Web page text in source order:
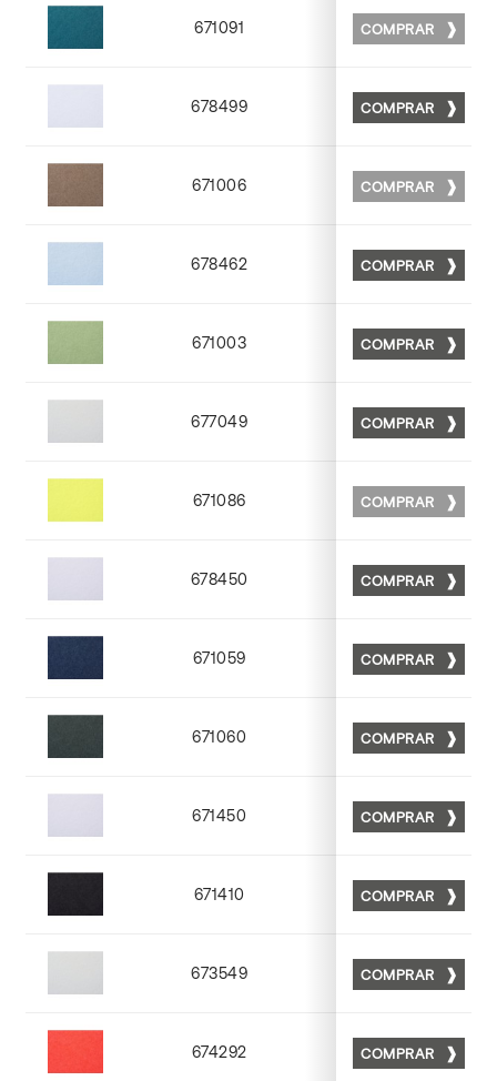
671091 NONE
COMPRAR
678499
Matt 99
COMPRAR
671006
Matt 06
COMPRAR
678462
Matt 62
COMPRAR
671003
Matt 03
COMPRAR
677049
Matt 49
COMPRAR
671086
Matt 86
COMPRAR
678450
Matt 50
COMPRAR
671059
Matt 59
COMPRAR
671060
Matt 60
COMPRAR
671450
Matt 50
COMPRAR
671410
Matt 10
COMPRAR
673549
Matt 49
COMPRAR
674292
Matt 92
COMPRAR